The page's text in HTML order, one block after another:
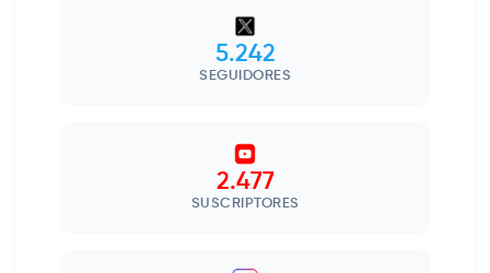
5.242
SEGUIDORES
2.477
SUSCRIPTORES